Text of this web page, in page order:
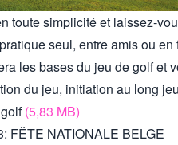
toute simplicité et laissez-
seul, entre amis ou en
les bases du jeu de golf et
du jeu, initiation au long
(5,83 MB)
FÊTE NATIONALE BELGE